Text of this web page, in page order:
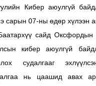
Кибер аюулгүй
сарын 07-ны өдөр хүлээн
сайд Оксфордын
кибер аюулгүй
судалгааг
нь цаашид авах